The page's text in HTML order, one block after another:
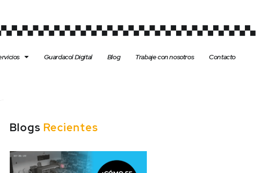
Guardacol Digital Blog Trabaje con nosotros Contacto
Blogs Recientes